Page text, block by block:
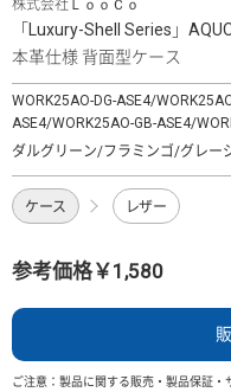
株式会社ＬｏｏＣｏ
「Luxury-Shell Series」
本革仕様 背面型ケース
WORK25AO-DG-ASE4/
ASE4/WORK25AO-GB-ASE4/
ダルグリーン/フラミンゴ/グレー
ケース レザー
参考価格￥1,580
ご注意：製品に関する販売・製品保証